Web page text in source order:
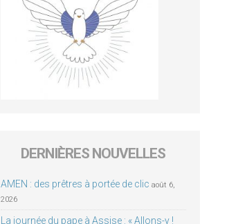
DERNIÈRES NOUVELLES
AMEN : des prêtres à portée de clic août 6,
2026
La journée du pape à Assise : « Allons-y !